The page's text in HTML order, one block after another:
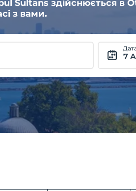
Sultans здійснюється в
з вами.
7